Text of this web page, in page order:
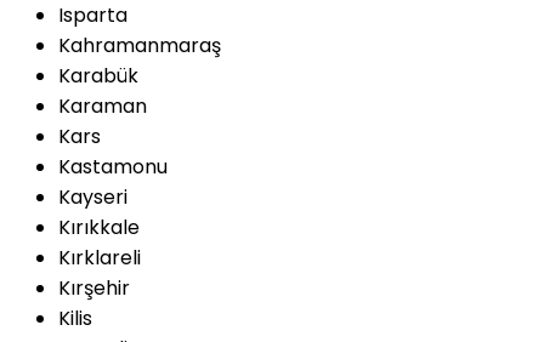
Isparta
Kahramanmaraş
Karabük
Karaman
Kars
Kastamonu
Kayseri
Kırıkkale
Kırklareli
Kırşehir
Kilis